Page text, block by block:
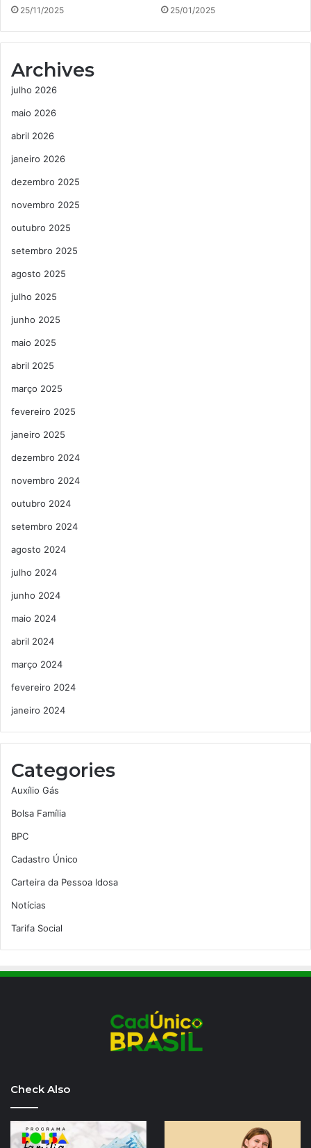
25/11/2025 25/01/2025
Archives
julho 2026
maio 2026
abril 2026
janeiro 2026
dezembro 2025
novembro 2025
outubro 2025
setembro 2025
agosto 2025
julho 2025
junho 2025
maio 2025
abril 2025
março 2025
fevereiro 2025
janeiro 2025
dezembro 2024
novembro 2024
outubro 2024
setembro 2024
agosto 2024
julho 2024
junho 2024
maio 2024
abril 2024
março 2024
fevereiro 2024
janeiro 2024
Categories
Auxílio Gás
Bolsa Família
BPC
Cadastro Único
Carteira da Pessoa Idosa
Notícias
Tarifa Social
Check Also